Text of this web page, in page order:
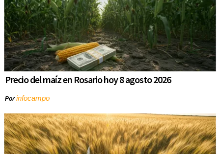
Precio del maíz en Rosario hoy 8 agosto 2026
Porinfocampo